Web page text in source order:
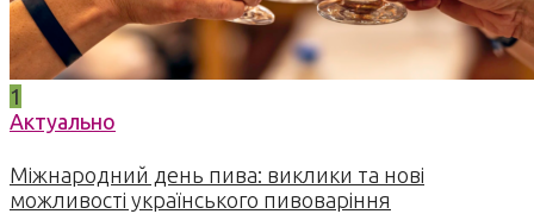
1
Актуально
Міжнародний день пива: виклики та нові
можливості українського пивоваріння